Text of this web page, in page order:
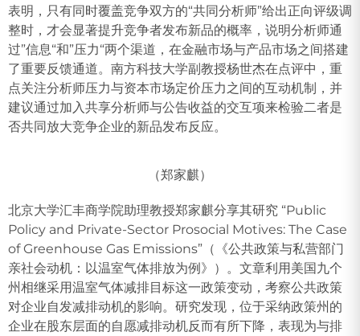
表明，只有同时覆盖竞争双方的“共同分析师”给出正向评级调
整时，才会显著提升竞争者发布新品的概率，说明分析师通
过”信息“和”压力“两个渠道，在金融市场与产品市场之间搭建
了重要反馈通道。南方科技大学副教授杨世杰在点评中，重
点关注分析师压力与资本市场定价压力之间的互动机制，并
建议通过加入共享分析师与公告收益的交互项来检验二者是
否共同放大竞争企业的新品发布反应。
（郑家麒）
北京大学汇丰商学院助理教授郑家麒分享其研究 “Public
Policy and Private-Sector Prosocial Motives: The Case
of Greenhouse Gas Emissions”（《公共政策与私营部门
亲社会动机：以温室气体排放为例》）。文章利用美国九个
州相继采用温室气体减排目标这一政策变动，考察公共政策
对企业自发减排动机的影响。研究发现，位于采纳政策州的
企业在股东层面的自愿减排动机反而有所下降，表现为与排